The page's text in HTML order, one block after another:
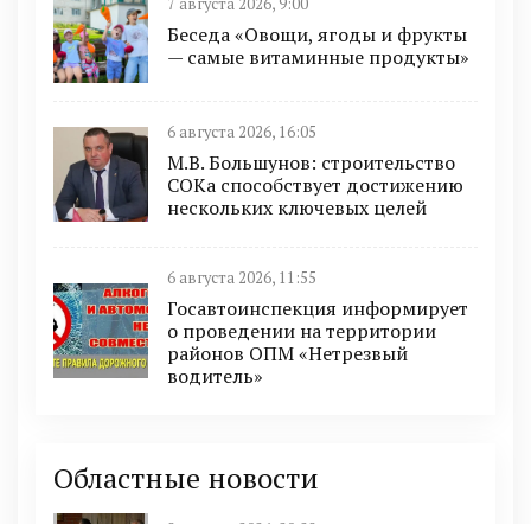
7 августа 2026, 9:00
Беседа «Овощи, ягоды и фрукты
— самые витаминные продукты»
6 августа 2026, 16:05
М.В. Большунов: строительство
СОКа способствует достижению
нескольких ключевых целей
6 августа 2026, 11:55
Госавтоинспекция информирует
о проведении на территории
районов ОПМ «Нетрезвый
водитель»
Областные новости